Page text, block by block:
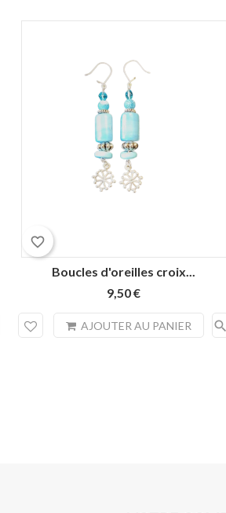
favorite_border
Boucles d'oreilles croix...
9,50 €
AJOUTER AU PANIER search